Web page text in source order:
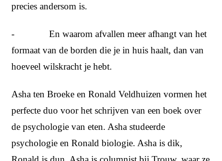
precies andersom is.
- En waarom afvallen meer afhangt van het
formaat van de borden die je in huis haalt, dan van
hoeveel wilskracht je hebt.
Asha ten Broeke en Ronald Veldhuizen vormen het
perfecte duo voor het schrijven van een boek over
de psychologie van eten. Asha studeerde
psychologie en Ronald biologie. Asha is dik,